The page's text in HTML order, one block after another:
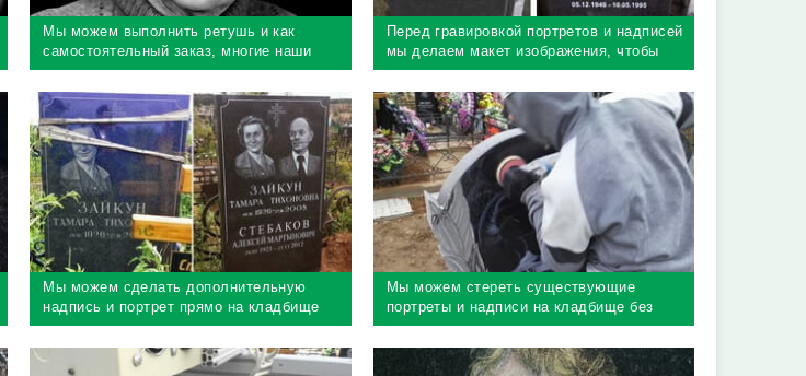
Мы можем выполнить ретушь и как
самостоятельный заказ, многие наши
клиенты делают заказ через интернет
Перед гравировкой портретов и надписей
мы делаем макет изображения, чтобы
легко понять, что получится в результате
Мы можем сделать дополнительную
надпись и портрет прямо на кладбище
Мы можем стереть существующие
портреты и надписи на кладбище без
демонтажа памятника